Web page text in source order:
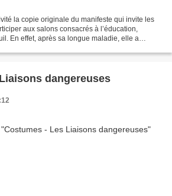
la copie originale du manifeste qui invite les
aux salons consacrés à l’éducation,
En effet, après sa longue maladie, elle a
dangereuses